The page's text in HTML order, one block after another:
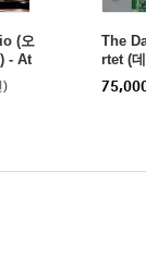
(오
- At
)
The
rtet (
- Jazz